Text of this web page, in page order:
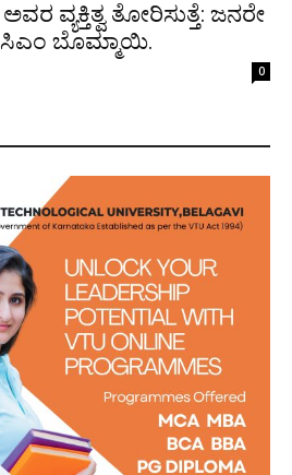
ವ್ಯಕ್ತಿತ್ವ ತೋರಿಸುತ್ತೆ: ಜನರೇ
ಸಿಎಂ ಬೊಮ್ಮಾಯಿ.
0